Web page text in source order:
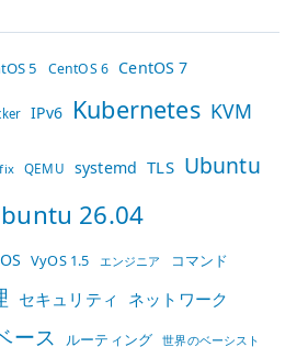
5 CentOS 6 CentOS 7
IPv6 Kubernetes KVM
QEMU systemd TLS Ubuntu
26.04
VyOS 1.5 エンジニア コマンド
セキュリティ ネットワーク
ース ルーティング 世界のベーシスト